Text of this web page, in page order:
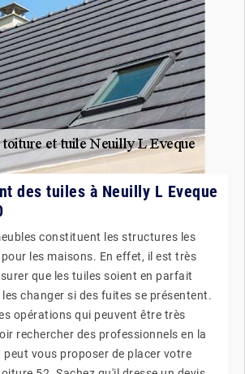
des tuiles à Neuilly L Eveque
constituent les structures les
les maisons. En effet, il est très
que les tuiles soient en parfait
changer si des fuites se présentent.
opérations qui peuvent être très
rechercher des professionnels en la
peut vous proposer de placer votre